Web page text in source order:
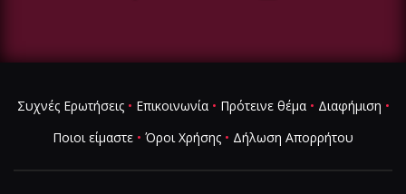
Συχνές Ερωτήσεις• Επικοινωνία• Πρότεινε θέμα• Διαφήμιση •
Ποιοι είμαστε • Όροι Χρήσης • Δήλωση Απορρήτου